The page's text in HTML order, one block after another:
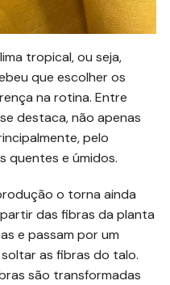
tropical, ou seja,
que escolher os
na rotina. Entre
destaca, não apenas
pelo
quentes e úmidos.
o torna ainda
das fibras da planta
e passam por um
as fibras do talo.
são transformadas